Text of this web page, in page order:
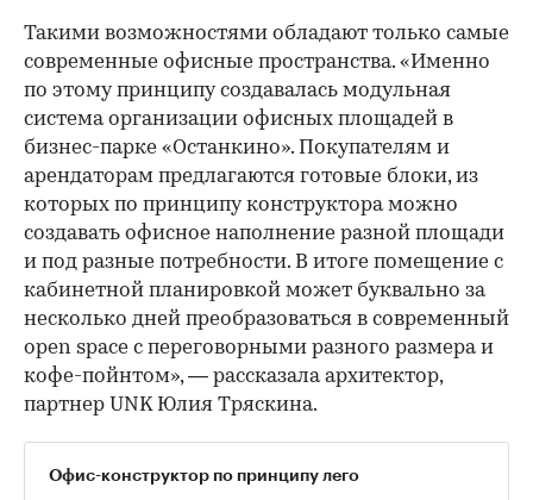
Такими возможностями обладают только самые
современные офисные пространства. «Именно
по этому принципу создавалась модульная
система организации офисных площадей в
бизнес-парке «Останкино». Покупателям и
арендаторам предлагаются готовые блоки, из
которых по принципу конструктора можно
создавать офисное наполнение разной площади
и под разные потребности. В итоге помещение с
кабинетной планировкой может буквально за
несколько дней преобразоваться в современный
open space с переговорными разного размера и
кофе-пойнтом», — рассказала архитектор,
партнер UNK Юлия Тряскина.
Офис-конструктор по принципу лего